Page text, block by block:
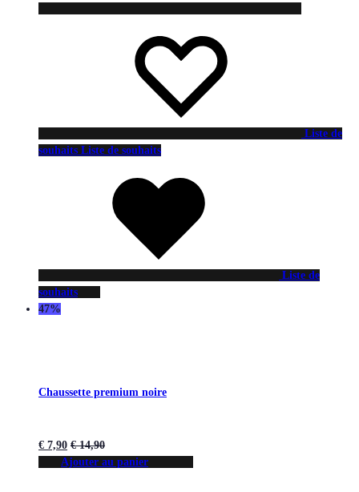
Liste de
souhaits Liste de souhaits
Liste de
souhaits
47%
Chaussette premium noire
€ 7,90 €14,90
Ajouter au panier